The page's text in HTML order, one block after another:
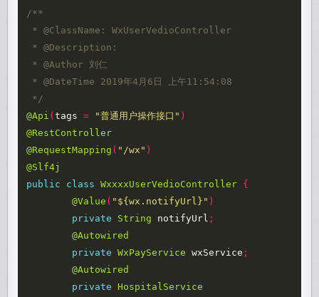
/**
*/
@Api (tags = "普通用户操作接口" )
@RestController
@RequestMapping ( "/wx" )
@Slf4j
public
class WxxxxUserVedioController {
@Value ( "${wx.notifyUrl}" )
private
String notifyUrl ;
@Autowired
private
WxPayService wxService ;
@Autowired
private
HospitalService